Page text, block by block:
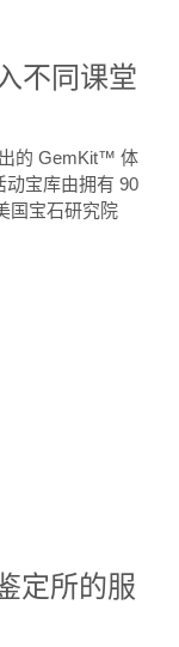
不同课堂
的 GemKit™ 体
动宝库由拥有 90
国宝石研究院
定所的服